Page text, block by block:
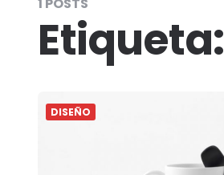
Etiqueta:
DISEÑO